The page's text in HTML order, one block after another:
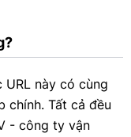
URL này có cùng
chính. Tất cả đều
- công ty vận